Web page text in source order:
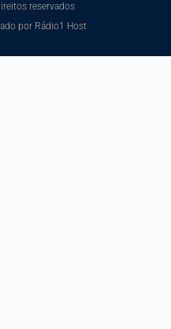
reservados
por Rádio1 Host